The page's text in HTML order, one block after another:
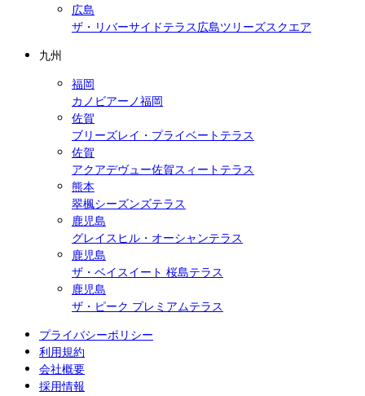
広島
ザ・リバーサイドテラス広島ツリーズスクエア
九州
福岡
カノビアーノ福岡
佐賀
ブリーズレイ・プライベートテラス
佐賀
アクアデヴュー佐賀スィートテラス
熊本
翠楓シーズンズテラス
鹿児島
グレイスヒル・オーシャンテラス
鹿児島
ザ・ベイスイート 桜島テラス
鹿児島
ザ・ピーク プレミアムテラス
プライバシーポリシー
利用規約
会社概要
採用情報